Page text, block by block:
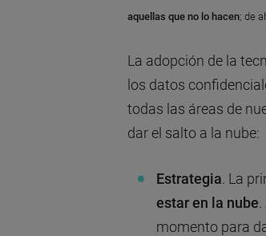
aquellas que no lo hacen; de
La adopción de la
los datos
todas las áreas de
dar el salto a la nube:
Estrategia . La
estar en la nube
momento para